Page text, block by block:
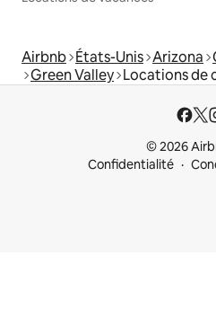
Airbnb États-Unis Arizona
Green Valley Locations de
© 2026
Confidentialité